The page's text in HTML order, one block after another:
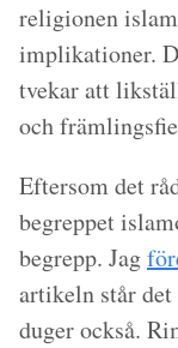
religionen
implikationer.
tvekar att
och
Eftersom det
begreppet
begrepp. Jag
artikeln står
duger också.